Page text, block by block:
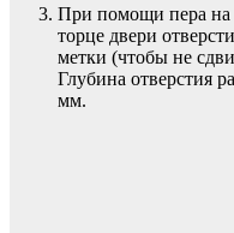
При помощи пера на
торце двери
метки (чтобы не
Глубина отверстия
мм.